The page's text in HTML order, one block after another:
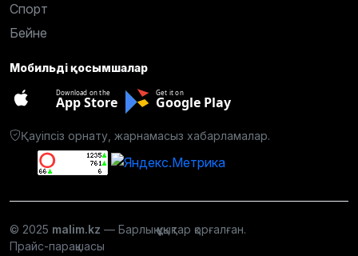
Спорт
Бейне
Мобильді қосымшалар
Download on the
App Store
Get it on
Google Play
Қауіпсіз орнату, жарнамасыз хабарламалар.
© 2025 malim.kz — Барлық құқықтар қорғалған.
Прайс-парақшасы